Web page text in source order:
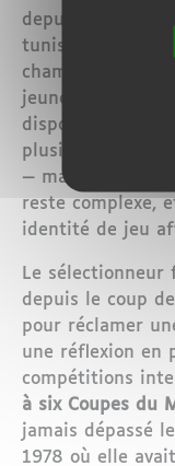
depuis plusieurs
tunisien : celui
championnat
jeunes talents
dispose d'un
plusieurs
— mais leur
reste complexe,
identité de jeu
Le
depuis le coup
pour réclamer
une réflexion en
compétitions
à six Coupes du
jamais dépassé
1978 où elle